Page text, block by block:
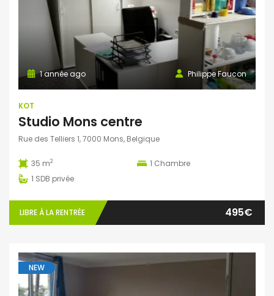
Philippe Faucon
1 année ago
KOT
Studio Mons centre
Rue des Telliers 1, 7000 Mons, Belgique
35 m2 1 Chambre
1 SDB privée
LIBRE À LA RENTRÉE 495€
NEW